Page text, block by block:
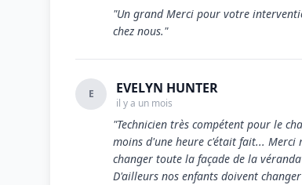
"Un grand Merci pour votre
chez nous."
E EVELYN HUNTER
il y a un mois
"Technicien très compétent pour le
moins d'une heure c'était fait...
changer toute la façade de la
D'ailleurs nos enfants doivent